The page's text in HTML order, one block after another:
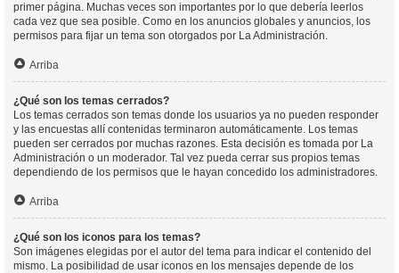
primer página. Muchas veces son importantes por lo que debería leerlos
cada vez que sea posible. Como en los anuncios globales y anuncios, los
permisos para fijar un tema son otorgados por La Administración.
Arriba
¿Qué son los temas cerrados?
Los temas cerrados son temas donde los usuarios ya no pueden responder
y las encuestas allí contenidas terminaron automáticamente. Los temas
pueden ser cerrados por muchas razones. Esta decisión es tomada por La
Administración o un moderador. Tal vez pueda cerrar sus propios temas
dependiendo de los permisos que le hayan concedido los administradores.
Arriba
¿Qué son los iconos para los temas?
Son imágenes elegidas por el autor del tema para indicar el contenido del
mismo. La posibilidad de usar iconos en los mensajes depende de los